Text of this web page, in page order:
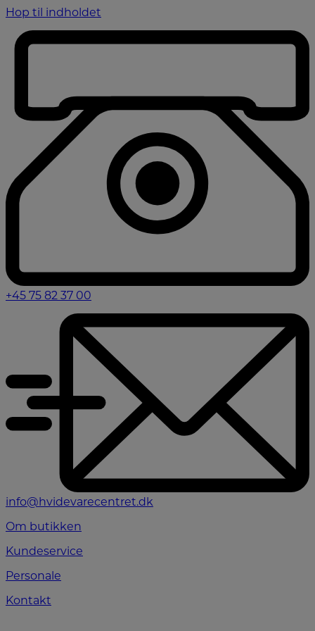
Hop til indholdet
+45 75 82 37 00
info@hvidevarecentret.dk
Om butikken
Kundeservice
Personale
Kontakt